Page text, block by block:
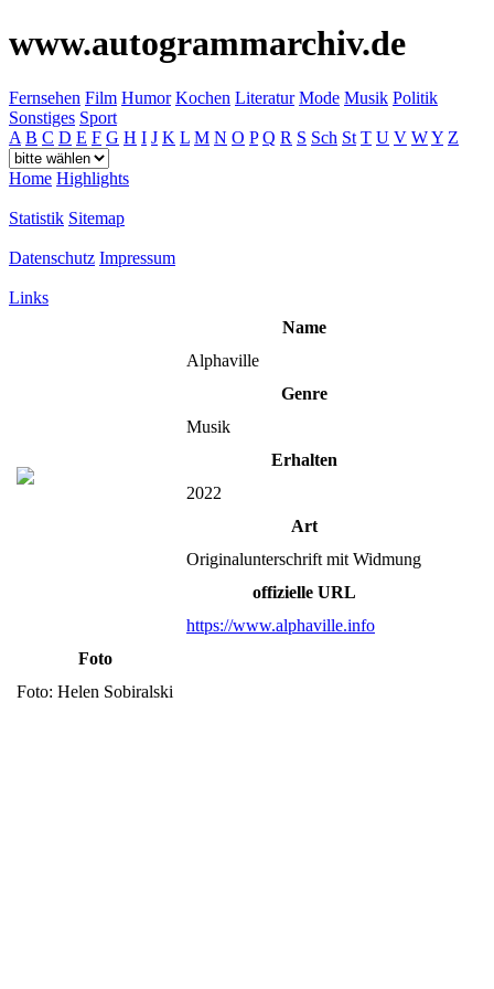
www.autogrammarchiv.de
Fernsehen Film Humor Kochen Literatur Mode Musik Politik
Sonstiges Sport
A B C D E F G H I J K L M N O P Q R S Sch St T U V WY Z
Home Highlights
Statistik Sitemap
Datenschutz Impressum
Links
Name
Alphaville
Genre
Musik
Erhalten
2022
Art
Originalunterschrift mit Widmung
offizielle URL
https://www.alphaville.info
Foto
Foto: Helen Sobiralski